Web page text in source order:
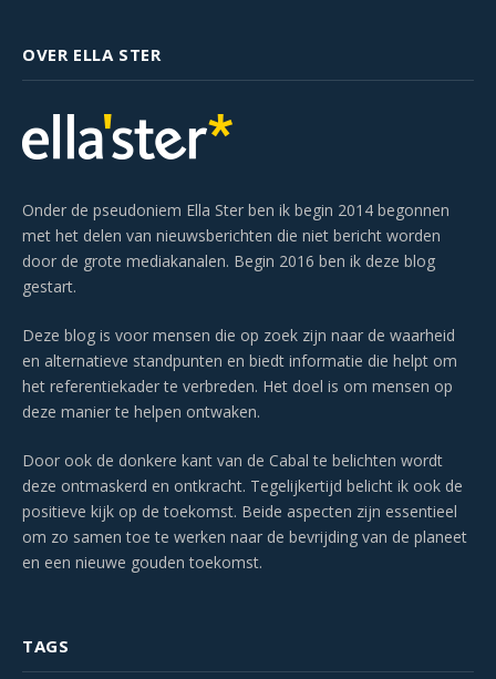
OVER ELLA STER
Onder de pseudoniem Ella Ster ben ik begin 2014 begonnen
met het delen van nieuwsberichten die niet bericht worden
door de grote mediakanalen. Begin 2016 ben ik deze blog
gestart.
Deze blog is voor mensen die op zoek zijn naar de waarheid
en alternatieve standpunten en biedt informatie die helpt om
het referentiekader te verbreden. Het doel is om mensen op
deze manier te helpen ontwaken.
Door ook de donkere kant van de Cabal te belichten wordt
deze ontmaskerd en ontkracht. Tegelijkertijd belicht ik ook de
positieve kijk op de toekomst. Beide aspecten zijn essentieel
om zo samen toe te werken naar de bevrijding van de planeet
en een nieuwe gouden toekomst.
TAGS